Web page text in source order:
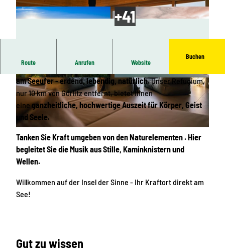
© Jan Rohleder | KI-optimiert |CC-BY-SA
H
o
t
i
Route Anrufen Website
Buchen
am Seeufer - erdend, lebendig, natürlich.Unser Refugium,
nur 10 km von Görlitz entfernt, bietet Ihnen
eineganzheitliche, hochwertige Auszeit für Körper, Geist
und Seele.
Tanken Sie Kraft umgeben von den Naturelementen . Hier
begleitet Sie die Musik aus Stille, Kaminknistern und
Wellen.
Willkommen auf der Insel der Sinne - Ihr Kraftort direkt am
See!
Gut zu wissen